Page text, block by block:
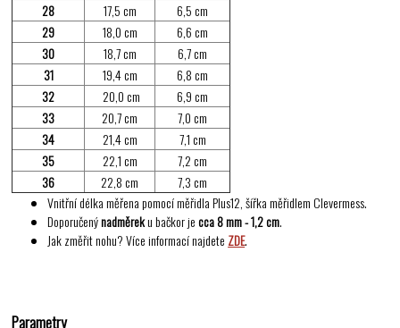
28
17,5 cm
6,5 cm
29
18,0 cm
6,6 cm
30
18,7 cm
6,7 cm
31
19,4 cm
6,8 cm
32
20,0 cm
6,9 cm
33
20,7 cm
7,0 cm
34
21,4 cm
7,1 cm
35
22,1 cm
7,2 cm
36
22,8 cm
7,3 cm
Vnitřní délka měřena pomocí měřidla Plus12, šířka měřidlem Clevermess.
Doporučenýnadměreku bačkor jecca 8 mm - 1,2 cm.
Jak změřit nohu? Více informací najdete ZDE.
Parametry